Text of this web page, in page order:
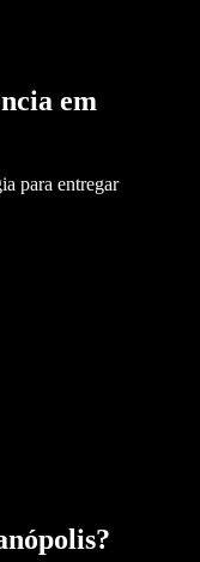
em
para entregar
?